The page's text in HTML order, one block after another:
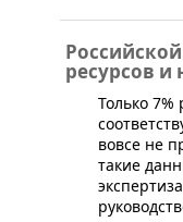
ресурсов и
Только 7%
вовсе не
такие